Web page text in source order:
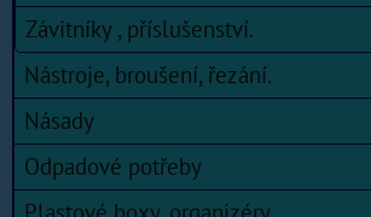
Závitníky , příslušenství.
Nástroje, broušení, řezání.
Násady
Odpadové potřeby